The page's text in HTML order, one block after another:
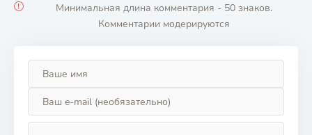
Минимальная длина комментария - 50 знаков.
Комментарии модерируются